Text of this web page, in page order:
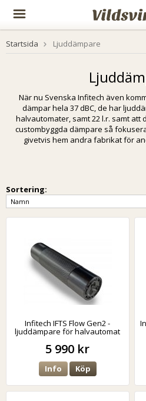
Startsida Ljuddämpare
När nu Svenska Infitech även
dämpar hela 37 dBC, de har
halvautomater, samt 22 l.r. samt att
custombyggda dämpare så
givetvis hem andra fabrikat för
Sortering:
Infitech IFTS Flow Gen2 -
ljuddämpare för halvautomat
5 990 kr
Info Köp